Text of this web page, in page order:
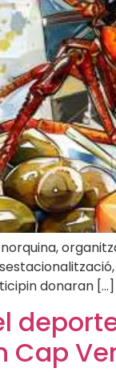
donaran […]
Cap